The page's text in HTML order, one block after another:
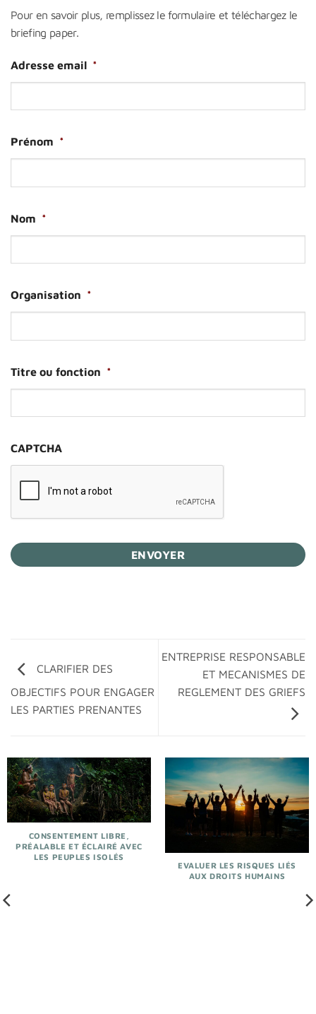
Pour en savoir plus, remplissez le formulaire et téléchargez le
briefing paper.
Adresse email *
Prénom *
Nom *
Organisation *
Titre ou fonction *
CAPTCHA
CLARIFIER DES
OBJECTIFS POUR ENGAGER
LES PARTIES PRENANTES
ENTREPRISE RESPONSABLE
ET MECANISMES DE
REGLEMENT DES GRIEFS
CONSENTEMENT LIBRE,
PRÉALABLE ET ÉCLAIRÉ AVEC
LES PEUPLES ISOLÉS
EVALUER LES RISQUES LIÉS
AUX DROITS HUMAINS